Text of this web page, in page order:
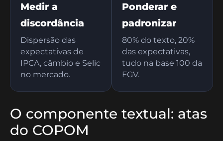
Medir a
discordância
Dispersão das
expectativas de
IPCA, câmbio e Selic
no mercado.
Ponderar e
padronizar
80% do texto, 20%
das expectativas,
tudo na base 100 da
FGV.
O componente textual: atas
do COPOM